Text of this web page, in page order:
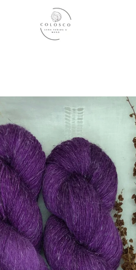
Diapositiva
1
Diapositiva
2